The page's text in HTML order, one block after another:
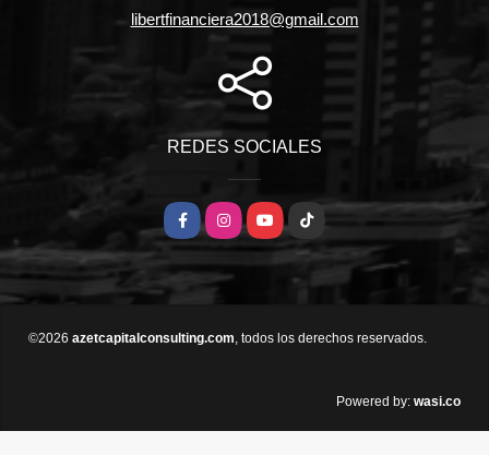
libertfinanciera2018@gmail.com
REDES SOCIALES
FacebookInstagramYouTube
TikTok
©2026 azetcapitalconsulting.com , todos los derechos reservados.
Powered by: wasi.co